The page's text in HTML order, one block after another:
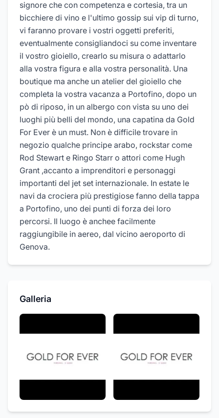
signore che con competenza e cortesia, tra un
bicchiere di vino e l'ultimo gossip sui vip di turno,
vi faranno provare i vostri oggetti preferiti,
eventualmente consigliandoci su come inventare
il vostro gioiello, crearlo su misura o adattarlo
alla vostra figura e alla vostra personalità. Una
boutique ma anche un atelier del gioiello che
completa la vostra vacanza a Portofino, dopo un
pò di riposo, in un albergo con vista su uno dei
luoghi più belli del mondo, una capatina da Gold
For Ever è un must. Non è difficile trovare in
negozio qualche principe arabo, rockstar come
Rod Stewart e Ringo Starr o attori come Hugh
Grant ,accanto a imprenditori e personaggi
importanti del jet set internazionale. In estate le
navi da crociera più prestigiose fanno della tappa
a Portofino, uno dei punti di forza dei loro
percorsi. Il luogo è anchee facilmente
raggiungibile in aereo, dal vicino aeroporto di
Genova.
Galleria